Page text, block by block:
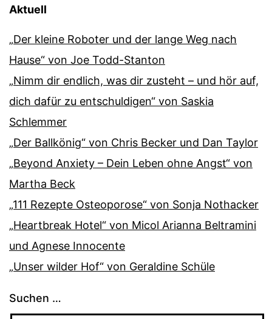
Aktuell
„Der kleine Roboter und der lange Weg nach
Hause“ von Joe Todd-Stanton
„Nimm dir endlich, was dir zusteht – und hör auf,
dich dafür zu entschuldigen“ von Saskia
Schlemmer
„Der Ballkönig“ von Chris Becker und Dan Taylor
„Beyond Anxiety – Dein Leben ohne Angst“ von
Martha Beck
„111 Rezepte Osteoporose“ von Sonja Nothacker
„Heartbreak Hotel“ von Micol Arianna Beltramini
und Agnese Innocente
„Unser wilder Hof“ von Geraldine Schüle
Suchen …